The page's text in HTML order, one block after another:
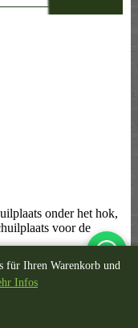
onder het hok,
voor de
für Ihren Warenkorb und
Infos